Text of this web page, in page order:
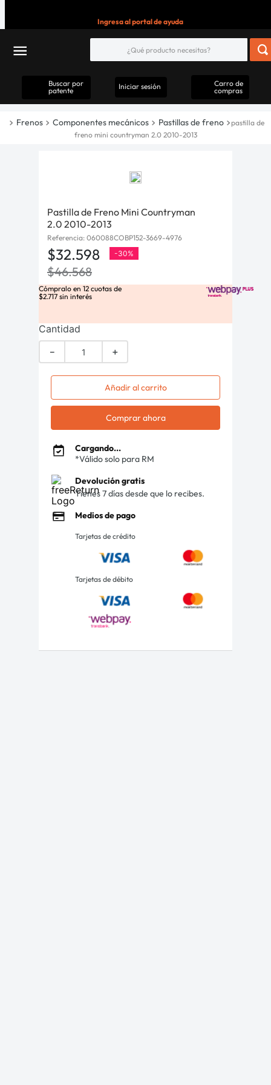
Ingresa al portal de ayuda
Buscar por
patente
Iniciar sesión
Carro de
compras
Frenos Componentes mecánicos Pastillas de freno
pastilla de
freno mini countryman 2.0 2010-2013
Pastilla de Freno Mini Countryman
2.0 2010-2013
Referencia: 060088COBP152-3669-4976
$32.598 -30%
$46.568
Cómpralo en 12 cuotas de
$2.717 sin interés
Cantidad
＋
－
Añadir al carrito
Comprar ahora
Cargando...
*Válido solo para RM
Devolución gratis
Tienes 7 días desde que lo recibes.
Medios de pago
Tarjetas de crédito
Tarjetas de débito